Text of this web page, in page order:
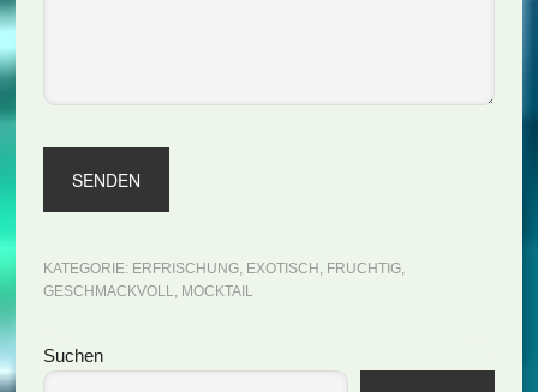
KATEGORIE: ERFRISCHUNG, EXOTISCH , FRUCHTIG,
GESCHMACKVOLL, MOCKTAIL
Seitenspalte
Suchen